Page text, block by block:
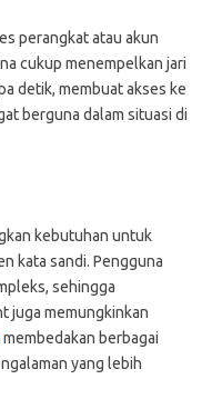
perangkat atau akun
cukup menempelkan jari
detik, membuat akses ke
berguna dalam situasi di
kebutuhan untuk
kata sandi. Pengguna
sehingga
juga memungkinkan
membedakan berbagai
yang lebih